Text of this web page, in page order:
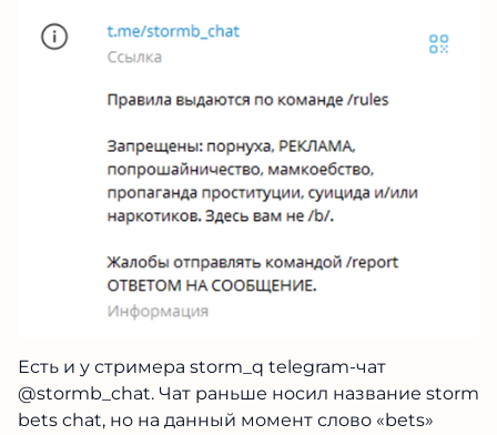
Есть и у стримера storm_q telegram-чат
@stormb_chat. Чат раньше носил название storm
bets chat, но на данный момент слово «bets»